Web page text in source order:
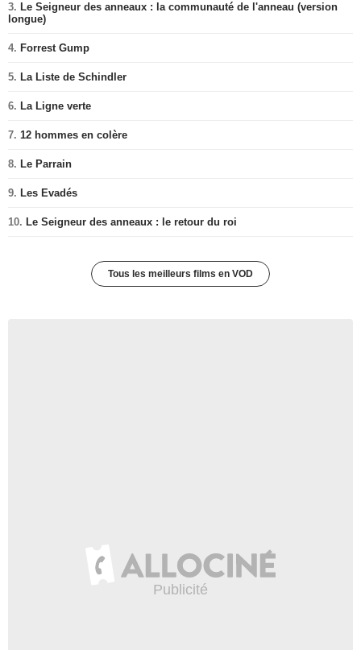
3. Le Seigneur des anneaux : la communauté de l'anneau (version
longue)
4. Forrest Gump
5. La Liste de Schindler
6. La Ligne verte
7. 12 hommes en colère
8. Le Parrain
9. Les Evadés
10. Le Seigneur des anneaux : le retour du roi
Tous les meilleurs films en VOD